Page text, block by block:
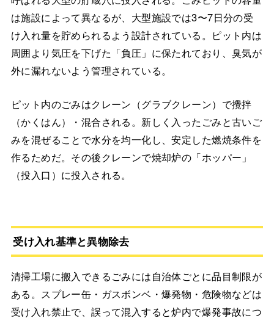
は施設によって異なるが、大型施設では3〜7日分の受
け入れ量を貯められるよう設計されている。ピット内は
周囲より気圧を下げた「負圧」に保たれており、臭気が
外に漏れないよう管理されている。
ピット内のごみはクレーン（グラブクレーン）で攪拌
（かくはん）・混合される。新しく入ったごみと古いご
みを混ぜることで水分を均一化し、安定した燃焼条件を
作るためだ。その後クレーンで焼却炉の「ホッパー」
（投入口）に投入される。
受け入れ基準と異物除去
清掃工場に搬入できるごみには自治体ごとに品目制限が
ある。スプレー缶・ガスボンベ・爆発物・危険物などは
受け入れ禁止で、誤って混入すると炉内で爆発事故につ